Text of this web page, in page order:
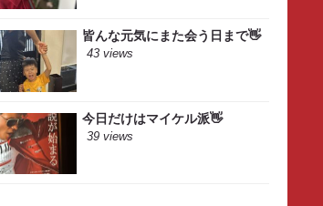
皆んな元気にまた会う日まで👋
43 views
今日だけはマイケル派👋
39 views